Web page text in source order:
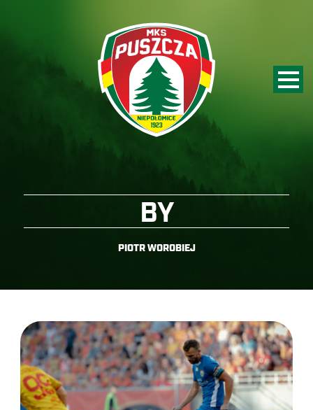
BY
PIOTR WOROBIEJ